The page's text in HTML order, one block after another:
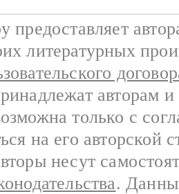
предоставляет
литературных
авторам
только с
на его авторской
несут
.